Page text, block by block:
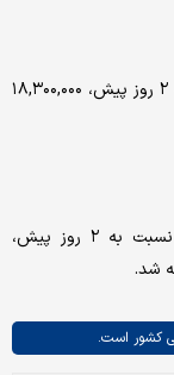
همچنین ربع سکه با کاهش ۱.۳۶ درصدی نسبت به ۲ روز پیش، ۱۸,۳۰۰,۰۰۰
همچنین هر سکه گرمی با کاهش ۱.۰۶ درصدی نسبت به ۲ روز پیش،
کشور است.